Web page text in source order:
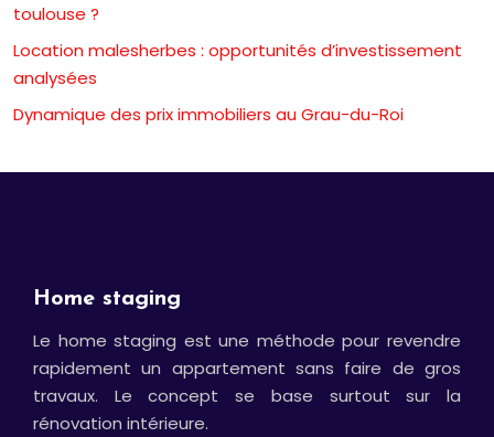
toulouse ?
Location malesherbes : opportunités d’investissement
analysées
Dynamique des prix immobiliers au Grau-du-Roi
Home staging
Le home staging est une méthode pour revendre
rapidement un appartement sans faire de gros
travaux. Le concept se base surtout sur la
rénovation intérieure.